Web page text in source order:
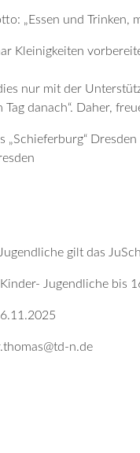
„Essen und Trinken,
Kleinigkeiten
nur mit der
Tag danach“. Daher,
„Schieferburg“ Dresden
gilt das
Jugendliche bis
n.de